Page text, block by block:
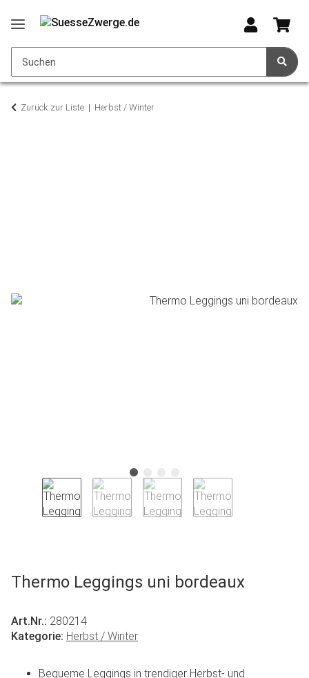
Zurück zur Liste Herbst / Winter
Thermo Leggings uni bordeaux
Art.Nr.: 280214
Kategorie: Herbst / Winter
Bequeme Leggings in trendiger Herbst- und